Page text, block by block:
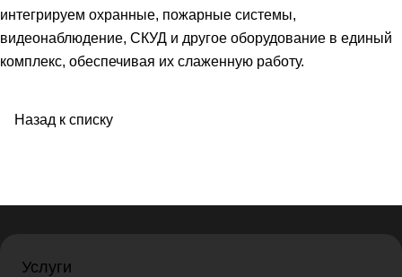
интегрируем охранные, пожарные системы,
видеонаблюдение, СКУД и другое оборудование в единый
комплекс, обеспечивая их слаженную работу.
Назад к списку
Услуги